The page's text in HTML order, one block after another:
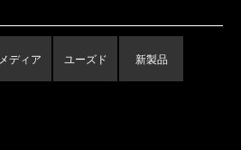
メディア ユーズド 新製品